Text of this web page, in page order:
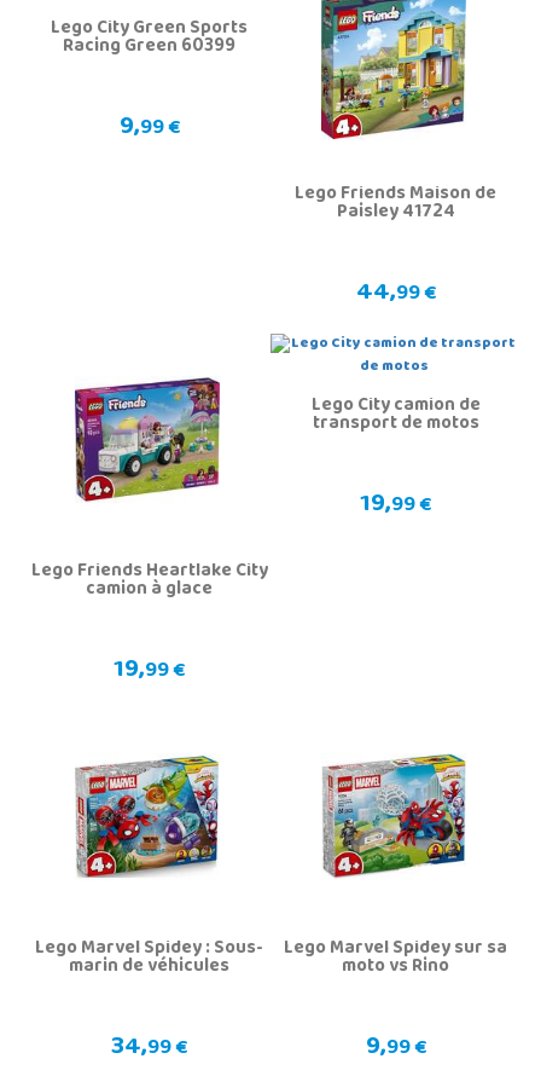
Lego City Green Sports
Racing Green 60399
9,99 €
Lego Friends Maison de
Paisley 41724
44,99 €
Lego Friends Heartlake City
camion à glace
19,99 €
Lego City camion de
transport de motos
19,99 €
Lego Marvel Spidey : Sous-
marin de véhicules
34,99 €
Lego Marvel Spidey sur sa
moto vs Rino
9,99 €